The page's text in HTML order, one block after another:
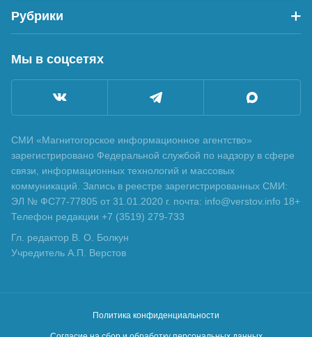
Рубрики
Мы в соцсетях
СМИ «Магнитогорское информационное агентство»
зарегистрировано Федеральной службой по надзору в сфере
связи, информационных технологий и массовых
коммуникаций. Запись в реестре зарегистрированных СМИ:
ЭЛ № ФС77-77805 от 31.01.2020 г. почта: info@verstov.info 18+
Телефон редакции +7 (3519) 279-733
Гл. редактор В. О. Болкун
Учредитель А.П. Верстов
Политика конфиденциальности